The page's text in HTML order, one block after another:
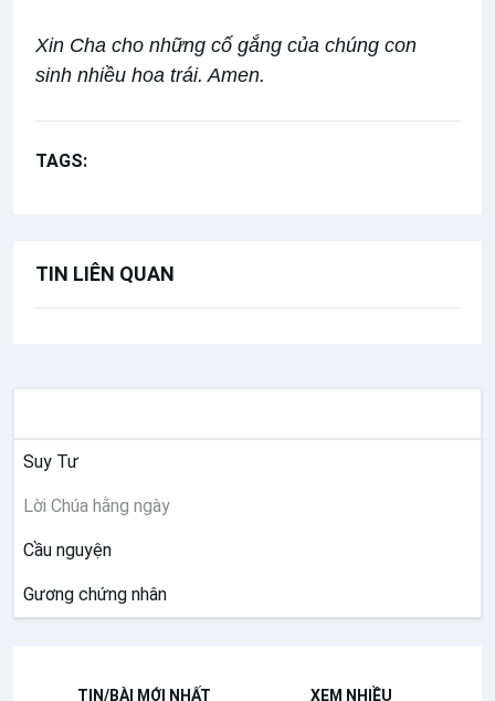
Xin Cha cho những cố gắng của chúng con
sinh nhiều hoa trái. Amen.
TAGS:
TIN LIÊN QUAN
Suy Tư
Lời Chúa hằng ngày
Cầu nguyện
Gương chứng nhân
TIN/BÀI MỚI NHẤT XEM NHIỀU